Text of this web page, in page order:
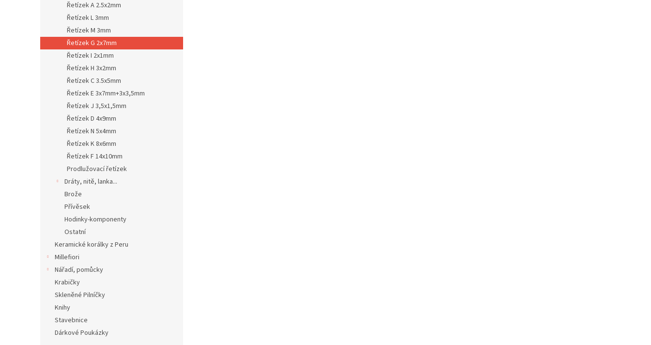
Řetízek A 2.5x2mm
Řetízek L 3mm
Řetízek M 3mm
Řetízek G 2x7mm
Řetízek I 2x1mm
Řetízek H 3x2mm
Řetízek C 3.5x5mm
Řetízek E 3x7mm+3x3,5mm
Řetízek J 3,5x1,5mm
Řetízek D 4x9mm
Řetízek N 5x4mm
Řetízek K 8x6mm
Řetízek F 14x10mm
Prodlužovací řetízek
Dráty, nitě, lanka...
Brože
Přívěsek
Hodinky-komponenty
Ostatní
Keramické korálky z Peru
Millefiori
Nářadí, pomůcky
Krabičky
Skleněné Pilníčky
Knihy
Stavebnice
Dárkové Poukázky